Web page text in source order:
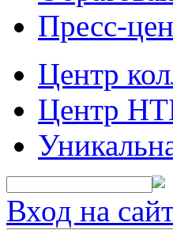
Пресс-
Центр
Центр
Вход на